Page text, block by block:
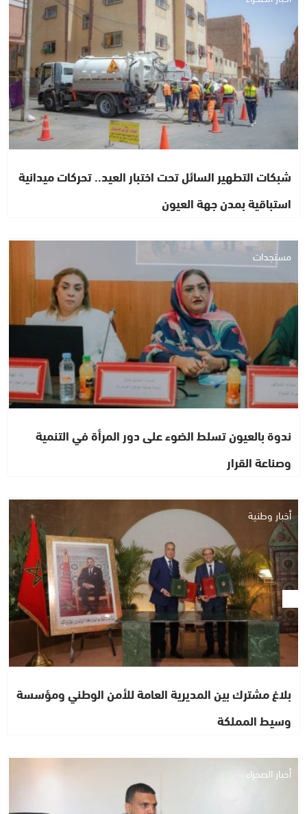
شبكات التطهير السائل تحت اختبار العيد.. تحركات ميدانية
استباقية بمدن جهة العيون
مستجدات
ندوة بالعيون تسلط الضوء على دور المرأة في التنمية
وصناعة القرار
أخبار وطنية
بلاغ مشترك بين المديرية العامة للأمن الوطني ومؤسسة
وسيط المملكة
أخبار الصحراء